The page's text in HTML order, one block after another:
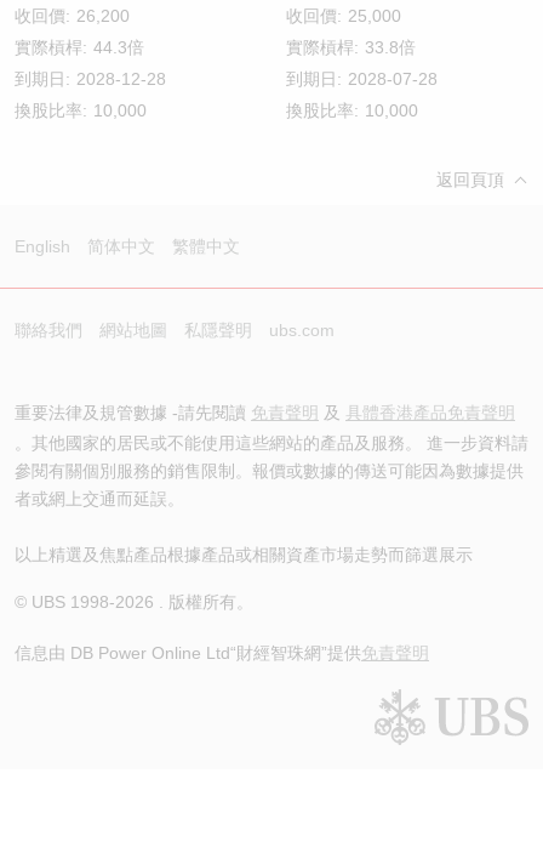
收回價: 26,200
實際槓桿: 44.3倍
到期日: 2028-12-28
換股比率: 10,000
收回價: 25,000
實際槓桿: 33.8倍
到期日: 2028-07-28
換股比率: 10,000
返回頁頂
English 简体中文 繁體中文
聯絡我們 網站地圖 私隱聲明 ubs.com
重要法律及規管數據 -請先閱讀 免責聲明 及 具體香港產品免責聲明
。其他國家的居民或不能使用這些網站的產品及服務。 進一步資料請
參閱有關個別服務的銷售限制。報價或數據的傳送可能因為數據提供
者或網上交通而延誤。
以上精選及焦點產品根據產品或相關資產市場走勢而篩選展示
© UBS 1998-2026 . 版權所有。
信息由 DB Power Online Ltd“財經智珠網”提供免責聲明